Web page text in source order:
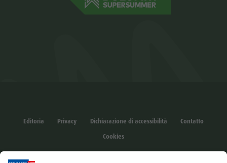
Editoria Privacy Dichiarazione di accessibilità
Contatto
Cookies